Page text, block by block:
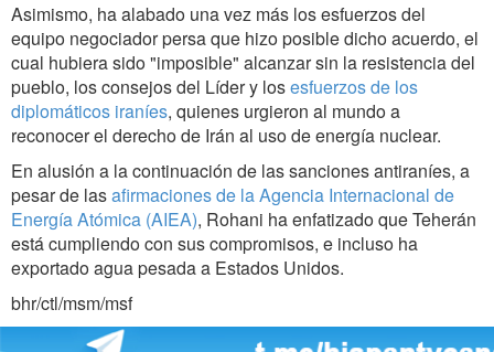
Asimismo, ha alabado una vez más los esfuerzos del
equipo negociador persa que hizo posible dicho acuerdo, el
cual hubiera sido "imposible" alcanzar sin la resistencia del
pueblo, los consejos del Líder y losesfuerzos de los
diplomáticos iraníes, quienes urgieron al mundo a
reconocer el derecho de Irán al uso de energía nuclear.
En alusión a la continuación de las sanciones antiraníes, a
pesar de lasafirmaciones de la Agencia Internacional de
Energía Atómica (AIEA), Rohani ha enfatizado que Teherán
está cumpliendo con sus compromisos, e incluso ha
exportado agua pesada a Estados Unidos.
bhr/ctl/msm/msf